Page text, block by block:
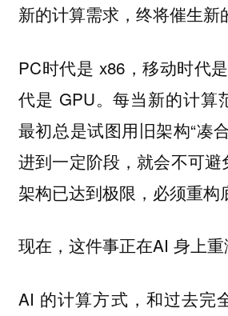
新的计算需求，终将催生新
PC时代是 x86，移动时代
代是 GPU。每当新的计算
最初总是试图用旧架构“凑
进到一定阶段，就会不可
架构已达到极限，必须重构
现在，这件事正在AI 身上重
AI 的计算方式，和过去完